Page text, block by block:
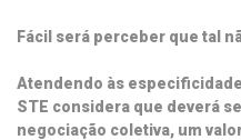
Fácil será perceber que tal
Atendendo às
STE considera que deverá
negociação coletiva, um